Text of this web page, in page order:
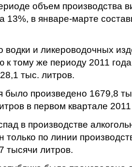
объем производства
13%, в январе-марте
водки и ликероводочных
к тому же периоду 2011
тыс. литров.
было произведено 1679,8
в первом квартале
в производстве
только по линии
тысячи литров.